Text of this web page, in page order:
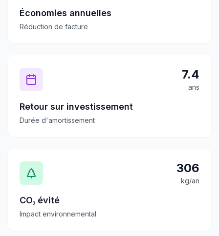
Économies annuelles
Réduction de facture
7.4
ans
Retour sur investissement
Durée d'amortissement
306
kg/an
CO₂ évité
Impact environnemental